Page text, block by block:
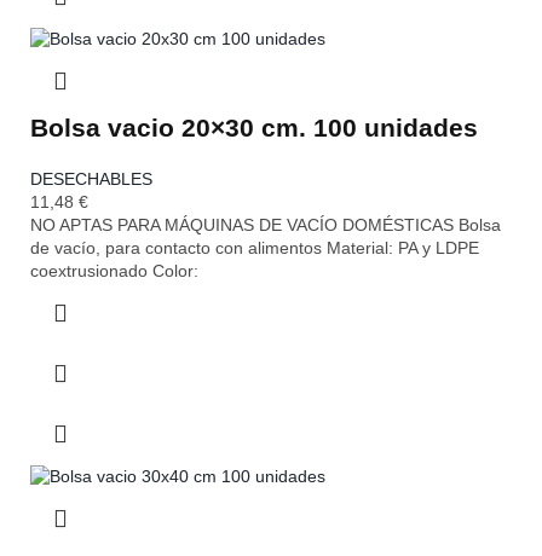
Bolsa vacio 20×30 cm. 100 unidades
DESECHABLES
11,48 €
NO APTAS PARA MÁQUINAS DE VACÍO DOMÉSTICAS Bolsa
de vacío, para contacto con alimentos Material: PA y LDPE
coextrusionado Color: